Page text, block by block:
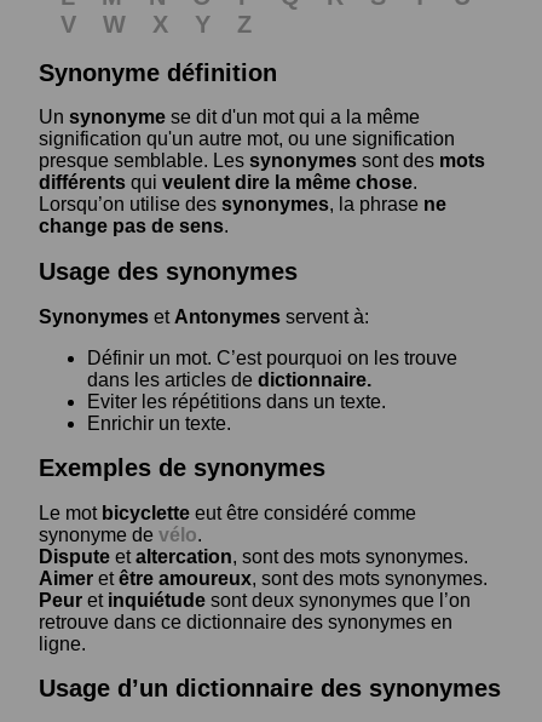
V
W X Y
Z
Synonyme définition
Un synonyme se dit d'un mot qui a la même
signification qu'un autre mot, ou une signification
presque semblable. Les synonymes sont des mots
différents qui veulent dire la même chose.
Lorsqu’on utilise des synonymes, la phrase ne
change pas de sens.
Usage des synonymes
Synonymes et Antonymes servent à:
Définir un mot. C’est pourquoi on les trouve
dans les articles de dictionnaire.
Eviter les répétitions dans un texte.
Enrichir un texte.
Exemples de synonymes
Le mot bicyclette eut être considéré comme
synonyme de vélo.
Dispute etaltercation, sont des mots synonymes.
Aimer etêtre amoureux, sont des mots synonymes.
Peur et inquiétude sont deux synonymes que l’on
retrouve dans ce dictionnaire des synonymes en
ligne.
Usage d’un dictionnaire des synonymes